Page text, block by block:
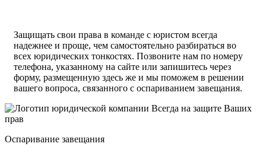
Защищать свои права в команде с юристом всегда
надежнее и проще, чем самостоятельно разбираться во
всех юридических тонкостях. Позвоните нам по номеру
телефона, указанному на сайте или запишитесь через
форму, размещенную здесь же и мы поможем в решении
вашего вопроса, связанного с оспариванием завещания.
Оспаривание завещания